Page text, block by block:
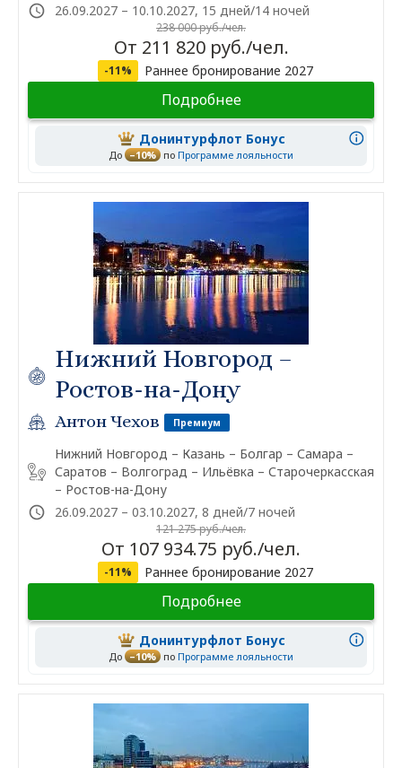
26.09.2027 – 10.10.2027, 15 дней/14 ночей
238 000 руб./чел.
От 211 820 руб./чел.
-11% Раннее бронирование 2027
Подробнее
Донинтурфлот Бонус
До –10% по Программе лояльности
Нижний Новгород –
Ростов-на-Дону
Антон Чехов Премиум
Нижний Новгород – Казань – Болгар – Самара –
Саратов – Волгоград – Ильёвка – Старочеркасская
– Ростов-на-Дону
26.09.2027 – 03.10.2027, 8 дней/7 ночей
121 275 руб./чел.
От 107 934.75 руб./чел.
-11% Раннее бронирование 2027
Подробнее
Донинтурфлот Бонус
До –10% по Программе лояльности